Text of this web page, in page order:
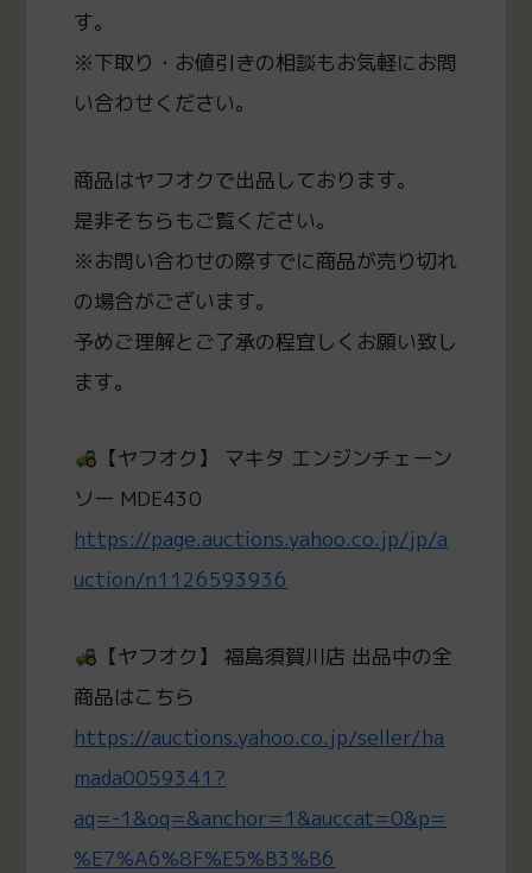
す。
※下取り・お値引きの相談もお気軽にお問
い合わせください。
商品はヤフオクで出品しております。
是非そちらもご覧ください。
※お問い合わせの際すでに商品が売り切れ
の場合がございます。
予めご理解とご了承の程宜しくお願い致し
ます。
【ヤフオク】 マキタ エンジンチェーン
ソー MDE430
https://page.auctions.yahoo.co.jp/jp/a
uction/n1126593936
【ヤフオク】 福島須賀川店 出品中の全
商品はこちら
https://auctions.yahoo.co.jp/seller/ha
mada0059341?
aq=-1&oq=&anchor=1&auccat=0&p=
%E7%A6%8F%E5%B3%B6